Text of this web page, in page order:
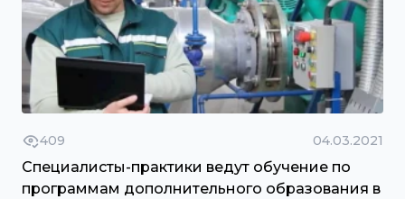
409 04.03.2021
Специалисты-практики ведут обучение по
программам дополнительного образования в